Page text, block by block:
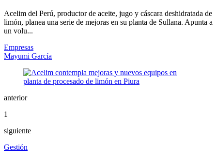
Acelim del Perú, productor de aceite, jugo y cáscara deshidratada de
limón, planea una serie de mejoras en su planta de Sullana. Apunta a
un volu...
Empresas
Mayumi García
anterior
1
siguiente
Gestión